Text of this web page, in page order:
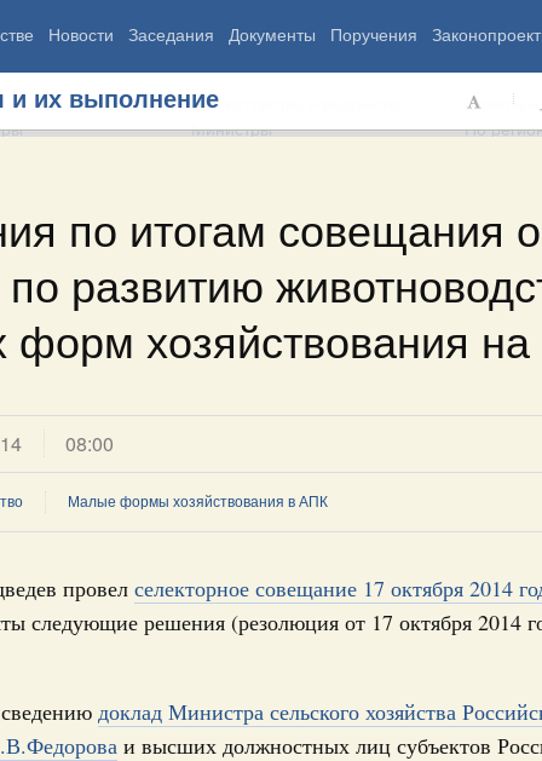
Новости Заседания Документы Поручения
и их выполнение
по итогам совещания о
развитию
хозяйствования на
08:00
Малые формы хозяйствования в АПК
провел селекторное совещание 17 октября 2014
следующие решения (резолюция от 17 октября
доклад Министра сельского хозяйства
и высших должностных лиц субъектов
Правительства
Министерства и ведомства
Министры
Советы и
По
Занятость и труд
Технологическое развитие
Экономика. Регулирование
Финансы
Экология
Жильё и
Энергетика
Национальные проекты
и
встреч